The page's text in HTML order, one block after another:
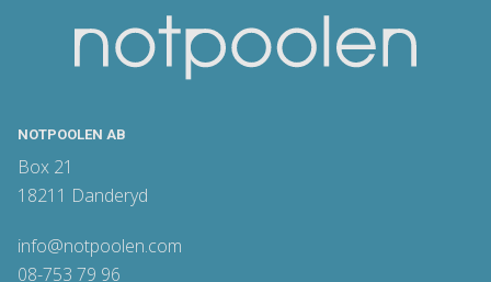
NOTPOOLEN AB
Box 21
18211 Danderyd
info@notpoolen.com
08-753 79 96